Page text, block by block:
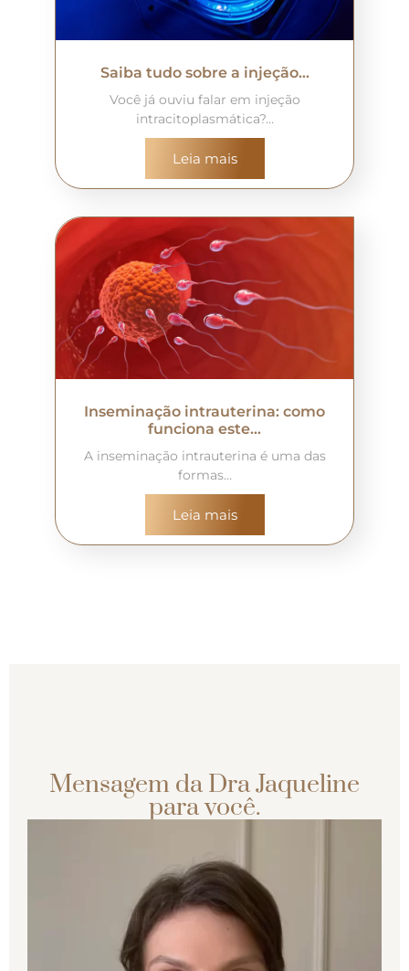
Saiba tudo sobre a injeção…
Você já ouviu falar em injeção
intracitoplasmática?…
Leia mais
Inseminação intrauterina: como
funciona este…
A inseminação intrauterina é uma das
formas…
Leia mais
Mensagem da Dra Jaqueline
para você.